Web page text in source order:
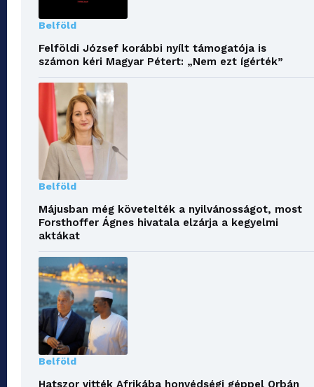
Belföld
Felföldi József korábbi nyílt támogatója is
számon kéri Magyar Pétert: „Nem ezt ígérték”
Belföld
Májusban még követelték a nyilvánosságot, most
Forsthoffer Ágnes hivatala elzárja a kegyelmi
aktákat
Belföld
Hatszor vitték Afrikába honvédségi géppel Orbán